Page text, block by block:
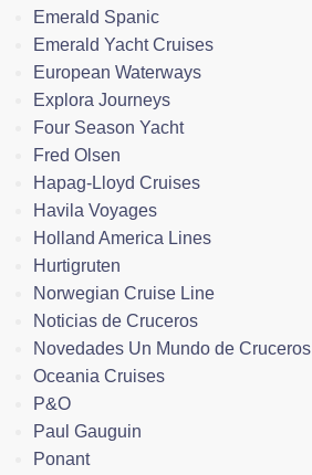
Emerald Spanic
Emerald Yacht Cruises
European Waterways
Explora Journeys
Four Season Yacht
Fred Olsen
Hapag-Lloyd Cruises
Havila Voyages
Holland America Lines
Hurtigruten
Norwegian Cruise Line
Noticias de Cruceros
Novedades Un Mundo de Cruceros
Oceania Cruises
P&O
Paul Gauguin
Ponant